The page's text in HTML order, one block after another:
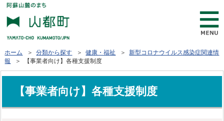
ホーム ＞分類から探す ＞健康・福祉 ＞新型コロナウイルス感染症関連情
報
＞ 【事業者向け】各種支援制度
【事業者向け】各種支援制度